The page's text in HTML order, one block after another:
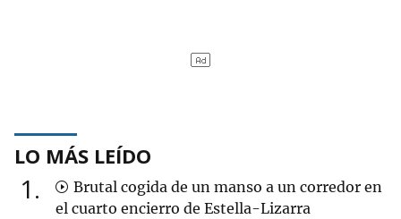
LO MÁS LEÍDO
1
Brutal cogida de un manso a un corredor en
el cuarto encierro de Estella-Lizarra